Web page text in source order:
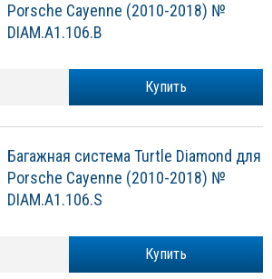
Porsche Cayenne (2010-2018) №
DIAM.A1.106.B
Купить
Багажная система Turtle Diamond для
Porsche Cayenne (2010-2018) №
DIAM.A1.106.S
Купить